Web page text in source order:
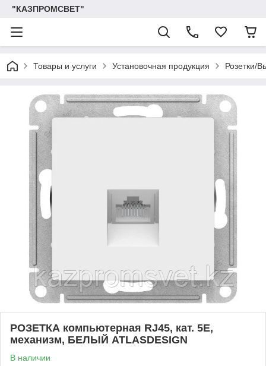
"КАЗПРОМСВЕТ"
Товары и услуги Установочная продукция Розетки/
РОЗЕТКА компьютерная RJ45, кат. 5Е,
механизм, БЕЛЫЙ ATLASDESIGN
В наличии